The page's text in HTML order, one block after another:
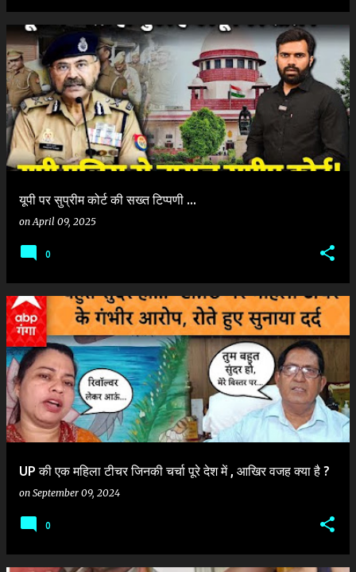
यूपी पर सुप्रीम कोर्ट की सख्त टिप्पणी ...
onApril 09, 2025
0
UP की एक महिला टीचर जिनकी चर्चा पूरे देश में , आखिर वजह क्या है ?
on September 09, 2024
0